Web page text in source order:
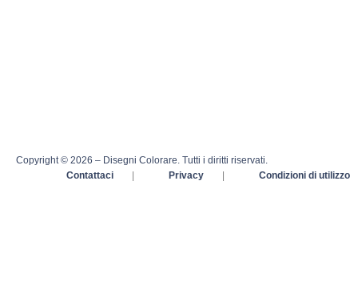
Copyright © 2026 – Disegni Colorare. Tutti i diritti riservati.
Contattaci
| Privacy | Condizioni di utilizzo